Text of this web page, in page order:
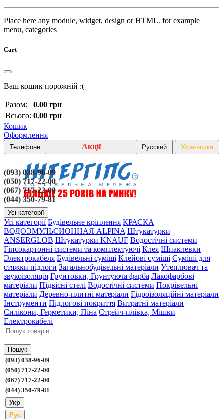
Place here any module, widget, design or HTML. for example
menu, categories
Cart
Ваш кошик порожній :(
Разом:
0.00 грн
Всього: 0.00 грн
Кошик
Оформлення
Телефони
(093) 038-96-09
(050) 717-22-00
(067) 717-22-00
(044) 350-79-81
Акції Русский Українська
Усі категорії
Усі категорії Будівельне кріплення КРАСКА
ВОДОЭМУЛЬСИОННАЯ ALPINA Штукатурки
ANSERGLOB Штукатурки KNAUF Водостічні системи
Гіпсокартонні системи та комплектуючі Клея Шпаклевки
Электрокабеля Будівельні суміші Клейові суміші Суміші для
стяжки підлоги Загальнобудівельні матеріали Утеплювач та
звукоізоляція Грунтовки, Грунтуюча фарба Лакофарбові
матеріали Підвісні стелі Водостічні системи Покрівельні
матеріали Деревно-плитні матеріали Гідроізоляційні матеріали
Інструменти Підлогові покриття Витратні матеріали
Силікони, Герметики, Піна Стрейч-плівка, Мішки
Електрокабелі
Пошук
(093) 038-96-09
(050) 717-22-00
(067) 717-22-00
(044) 350-79-81
Укр
Рус